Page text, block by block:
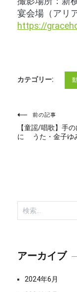
宴会場（アリ
https://
カテゴリー:
投
稿
ビ
ゲ
ー
シ
前の記事
【童謡/唱歌】手
に うた・金子ゆ
検
索:
アーカイブ
2024年6月